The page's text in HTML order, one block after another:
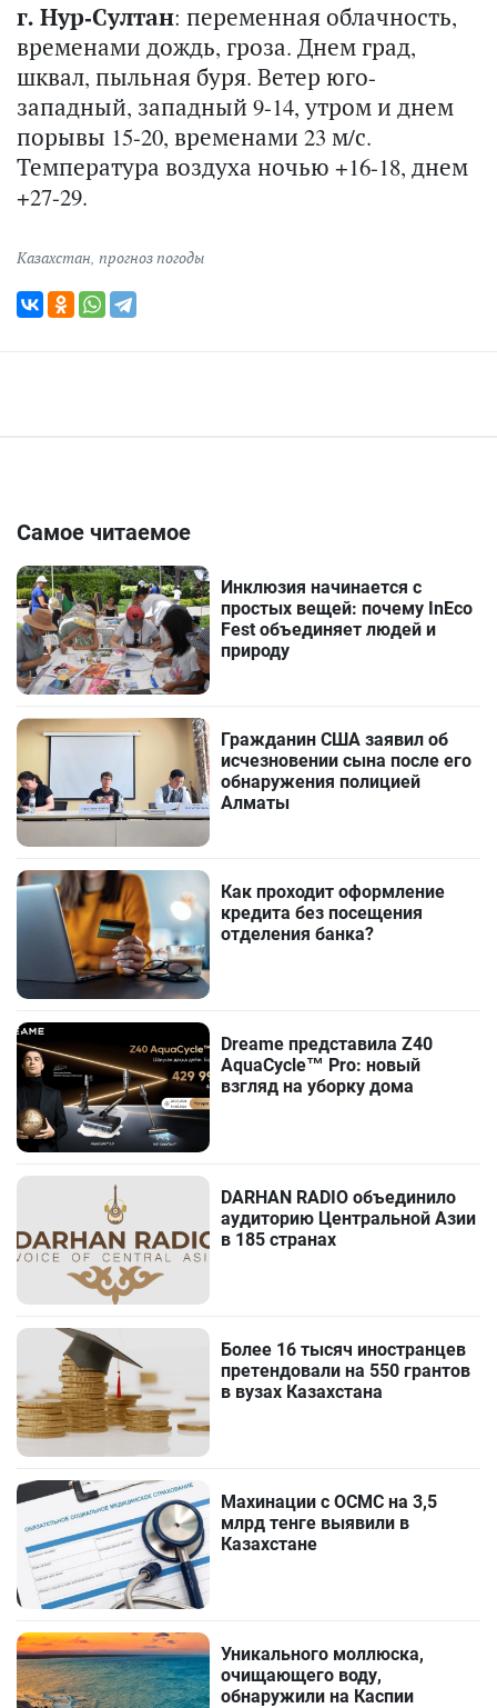
г. Нур-Султан: переменная облачность,
временами дождь, гроза. Днем град,
шквал, пыльная буря. Ветер юго-
западный, западный 9-14, утром и днем
порывы 15-20, временами 23 м/с.
Температура воздуха ночью +16-18, днем
+27-29.
Казахстан, прогноз погоды
Самое читаемое
Инклюзия начинается с
простых вещей: почему InEco
Fest объединяет людей и
природу
Гражданин США заявил об
исчезновении сына после его
обнаружения полицией
Алматы
Как проходит оформление
кредита без посещения
отделения банка?
Dreame представила Z40
AquaCycle™ Pro: новый
взгляд на уборку дома
DARHAN RADIO объединило
аудиторию Центральной Азии
в 185 странах
Более 16 тысяч иностранцев
претендовали на 550 грантов
в вузах Казахстана
Махинации с ОСМС на 3,5
млрд тенге выявили в
Казахстане
Уникального моллюска,
очищающего воду,
обнаружили на Каспии